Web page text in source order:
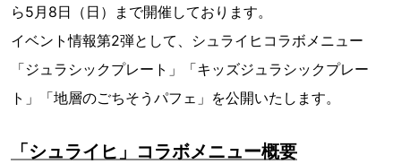
ら5月8日（日）まで開催しております。
イベント情報第2弾として、シュライヒコラボメニュー
「ジュラシックプレート」「キッズジュラシックプレー
ト」「地層のごちそうパフェ」を公開いたします。
「シュライヒ」コラボメニュー概要